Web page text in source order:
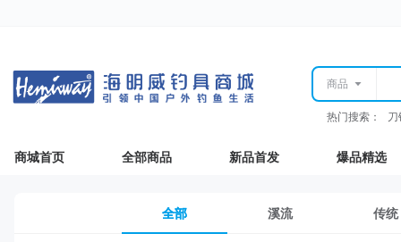
商品
热门搜索：
商城首页 全部商品 新品首发 爆品精选
全部 溪流 传统